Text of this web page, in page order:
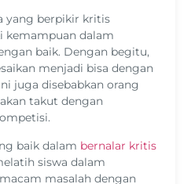
yang berpikir kritis
kemampuan dalam
baik. Dengan begitu,
menjadi bisa dengan
juga disebabkan orang
takut dengan
baik dalam bernalar kritis
siswa dalam
masalah dengan